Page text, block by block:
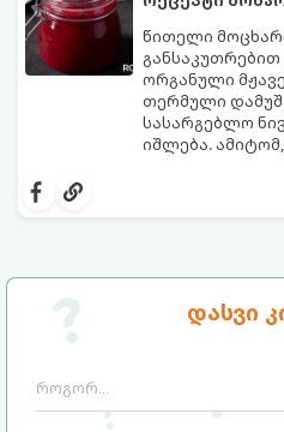
დასვი
წითელი
განსაკუთრებით
ორგანული
თერმული
სასარგებლო
იშლება.
მომზადებაა -
ბუნებრივ,